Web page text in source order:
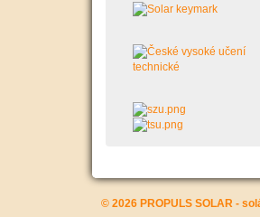
© 2026 PROPULS SOLAR -